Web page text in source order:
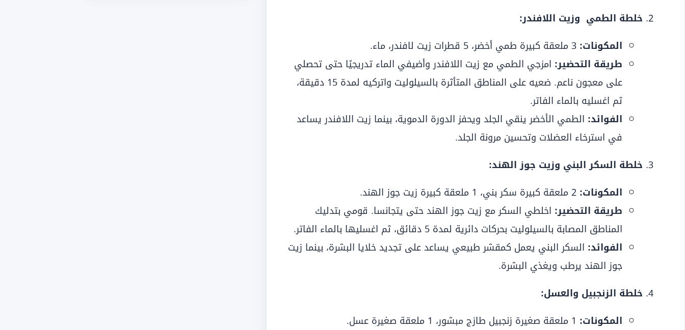
خلطة الطمي وزيت اللافندر:
المكونات:
طريقة التحضير: امزجي الطمي مع زيت اللافندر وأضيفي الماء تدريجيًا حتى تحصلي
على معجون ناعم. ضعيه على المناطق المتأثرة بالسيلوليت واتركيه لمدة 15 دقيقة،
ثم اغسليه بالماء الفاتر.
الفوائد: الطمي الأخضر ينقي الجلد ويحفز الدورة الدموية، بينما زيت اللافندر يساعد
في استرخاء العضلات وتحسين مرونة الجلد.
خلطة السكر البني وزيت جوز الهند:
المكونات:
طريقة التحضير: اخلطي السكر مع زيت جوز الهند حتى يتجانسا. قومي بتدليك
المناطق المصابة بالسيلوليت بحركات دائرية لمدة 5 دقائق، ثم اغسليها بالماء الفاتر.
الفوائد: السكر البني يعمل كمقشر طبيعي يساعد على تجديد خلايا البشرة، بينما زيت
جوز الهند يرطب ويغذي البشرة.
خلطة الزنجبيل والعسل:
المكونات: